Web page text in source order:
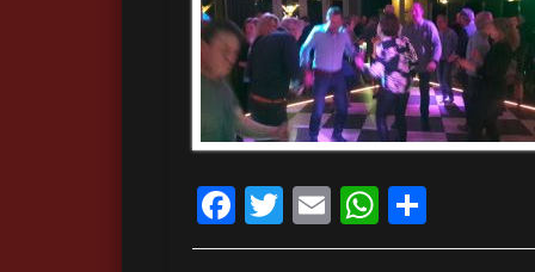
Facebook
Twitter
EmailDelen